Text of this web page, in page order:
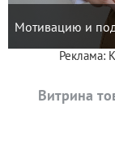
Мотивацию и
Реклама:
Витрина